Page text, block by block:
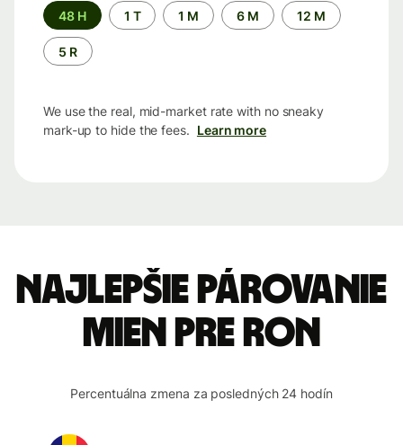
Time
period
48 H 1 T 1 M 6 M 12 M
5 R
We use the real, mid-market rate with no sneaky
mark-up to hide the fees. Learn more
Najlepšie párovanie
mien pre RON
Percentuálna zmena za posledných 24 hodín